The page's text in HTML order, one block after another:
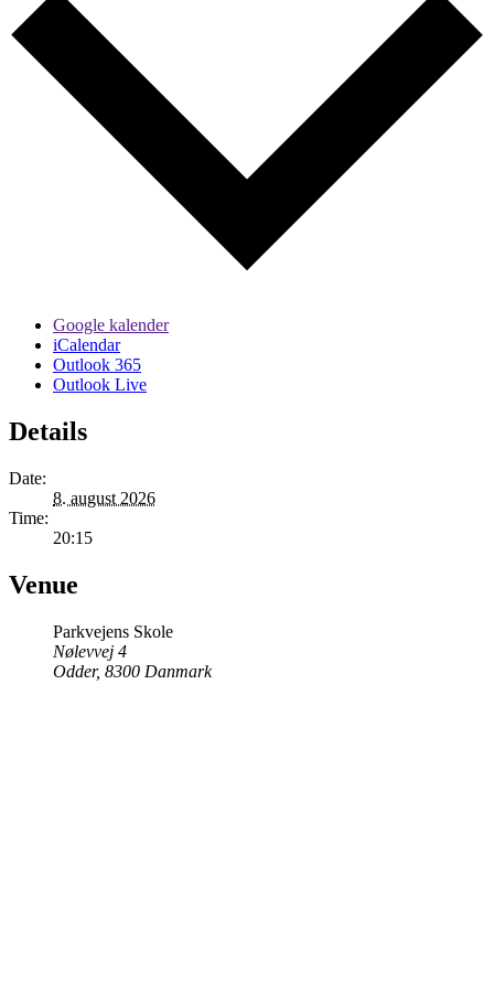
Google kalender
iCalendar
Outlook 365
Outlook Live
Details
Date:
8. august 2026
Time:
20:15
Venue
Parkvejens Skole
Nølevvej 4
Odder, 8300 Danmark